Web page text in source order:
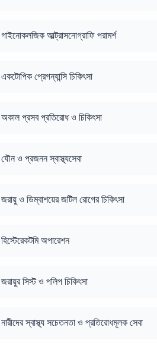
গাইনোকলজিক আল্ট্রাসনোগ্রাফি পরামর্শ
একটোপিক প্রেগন্যান্সি চিকিৎসা
অকাল প্রসব প্রতিরোধ ও চিকিৎসা
যৌন ও প্রজনন স্বাস্থ্যসেবা
জরায়ু ও ডিম্বাশয়ের জটিল রোগের চিকিৎসা
হিস্টেরেকটমি অপারেশন
জরায়ুর সিস্ট ও পলিপ চিকিৎসা
নারীদের স্বাস্থ্য সচেতনতা ও প্রতিরোধমূলক সেবা